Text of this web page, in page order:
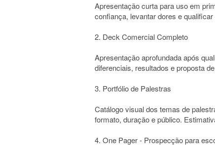
Apresentação curta para uso em
confiança, levantar dores e
2. Deck Comercial Completo
Apresentação aprofundada após
diferenciais, resultados e proposta
3. Portfólio de Palestras
Catálogo visual dos temas de
formato, duração e público.
4. One Pager - Prospecção para